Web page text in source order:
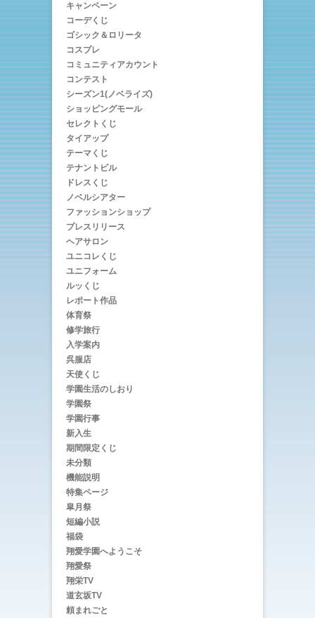
キャンペーン
コーデくじ
ゴシック＆ロリータ
コスプレ
コミュニティアカウント
コンテスト
シーズン1(ノベライズ)
ショッピングモール
セレクトくじ
タイアップ
テーマくじ
テナントビル
ドレスくじ
ノベルシアター
ファッションショップ
プレスリリース
ヘアサロン
ユニコレくじ
ユニフォーム
ルッくじ
レポート作品
体育祭
修学旅行
入学案内
呉服店
天使くじ
学園生活のしおり
学園祭
学園行事
新入生
期間限定くじ
未分類
機能説明
特集ページ
皐月祭
短編小説
福袋
翔愛学園へようこそ
翔愛祭
翔栄TV
道玄坂TV
頼まれごと